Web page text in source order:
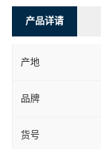
产品详请
产地
品牌
货号